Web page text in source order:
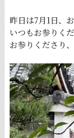
昨日は7月1日、
いつもお参りく
お参りくださり